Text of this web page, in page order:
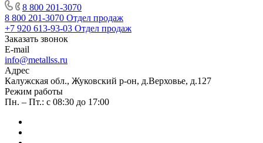
8 800 201-3070
8 800 201-3070 Отдел продаж
+7 920 613-93-03 Отдел продаж
Заказать звонок
E-mail
info@metallss.ru
Адрес
Калужская обл., Жуковский р-он, д.Верховье, д.127
Режим работы
Пн. – Пт.: с 08:30 до 17:00